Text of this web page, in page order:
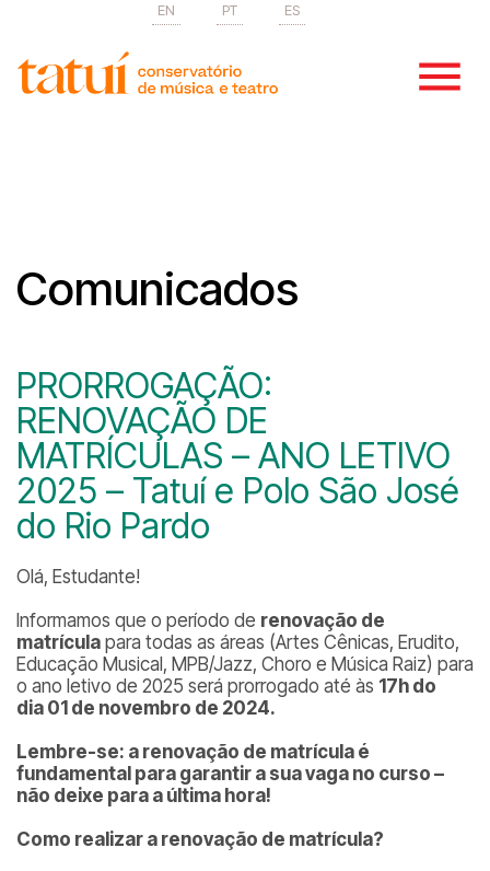
EN PT ES
Comunicados
PRORROGAÇÃO:
RENOVAÇÃO DE
MATRÍCULAS – ANO LETIVO
2025 – Tatuí e Polo São José
do Rio Pardo
Olá, Estudante!
Informamos que o período de renovação de
matrícula para todas as áreas (Artes Cênicas, Erudito,
Educação Musical, MPB/Jazz, Choro e Música Raiz) para
o ano letivo de 2025 será prorrogado até às 17h do
dia 01 de novembro de 2024.
Lembre-se: a renovação de matrícula é
fundamental para garantir a sua vaga no curso –
não deixe para a última hora!
Como realizar a renovação de matrícula?